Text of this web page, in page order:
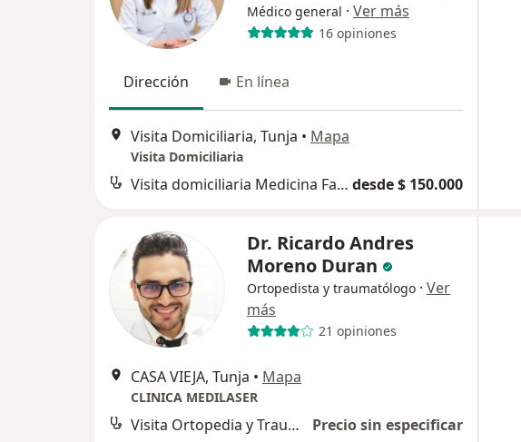
Médico general · Ver más
16 opiniones
Dirección En línea
Visita Domiciliaria, Tunja • Mapa
Visita Domiciliaria
Visita domiciliaria Medicina Familiar desde $ 150.000
Dr. Ricardo Andres
Moreno Duran
Ortopedista y traumatólogo · Ver
más
21 opiniones
CASA VIEJA, Tunja • Mapa
CLINICA MEDILASER
Visita Ortopedia y Traumatología Precio sin especificar